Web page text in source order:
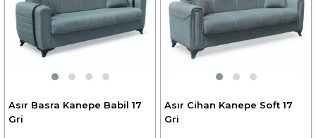
Asır Basra Kanepe Babil 17
Gri
Asır Cihan Kanepe Soft 17
Gri